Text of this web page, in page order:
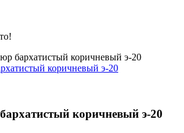
бархатистый коричневый э-20
коричневый э-20